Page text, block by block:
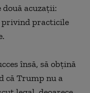
acuzaţii:
privind practicile
însă, să obţină
că Trump nu a